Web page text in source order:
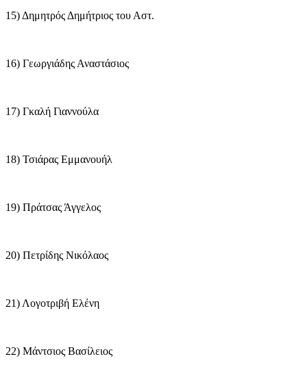
15) Δημητρός Δημήτριος του Αστ.
16) Γεωργιάδης Αναστάσιος
17) Γκαλή Γιαννούλα
18) Τσιάρας Εμμανουήλ
19) Πράτσας Άγγελος
20) Πετρίδης Νικόλαος
21) Λογοτριβή Ελένη
22) Μάντσιος Βασίλειος